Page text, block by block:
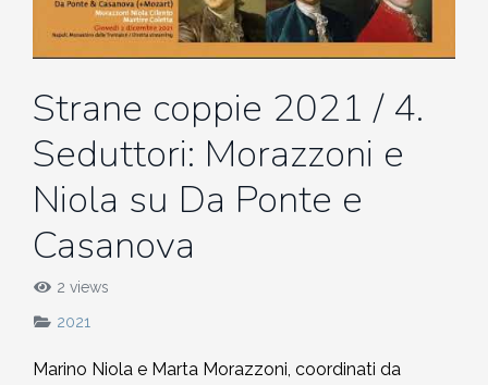
Strane coppie 2021 / 4.
Seduttori: Morazzoni e
Niola su Da Ponte e
Casanova
2 views
2021
Marino Niola e Marta Morazzoni, coordinati da
MEDITAZIONE E CRESCITA PERSONALE
2018-2019
2016-2017
2015-2016
2013-2014
5. Hu Yua, Gallardo, Garro,
6. Bufalino, Nafisi, Attanasio,
7. Georgi Gospodinov
Quirante Rives
Petrignani
5. Queneau, Perec, Aragona,
Storia: 2018
Storia: 2017
Storia: 2014
Storia: 2012